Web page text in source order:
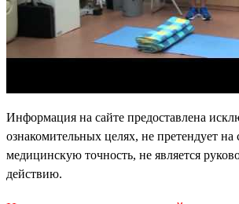
Информация на сайте предоставлена
ознакомительных целях, не претендует
медицинскую точность, не является
действию.